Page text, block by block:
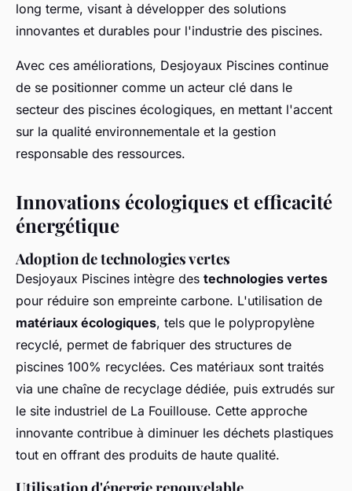
long terme, visant à développer des solutions
innovantes et durables pour l'industrie des piscines.
Avec ces améliorations, Desjoyaux Piscines continue
de se positionner comme un acteur clé dans le
secteur des piscines écologiques, en mettant l'accent
sur la qualité environnementale et la gestion
responsable des ressources.
Innovations écologiques et efficacité
énergétique
Adoption de technologies vertes
Desjoyaux Piscines intègre des technologies vertes
pour réduire son empreinte carbone. L'utilisation de
matériaux écologiques, tels que le polypropylène
recyclé, permet de fabriquer des structures de
piscines 100% recyclées. Ces matériaux sont traités
via une chaîne de recyclage dédiée, puis extrudés sur
le site industriel de La Fouillouse. Cette approche
innovante contribue à diminuer les déchets plastiques
tout en offrant des produits de haute qualité.